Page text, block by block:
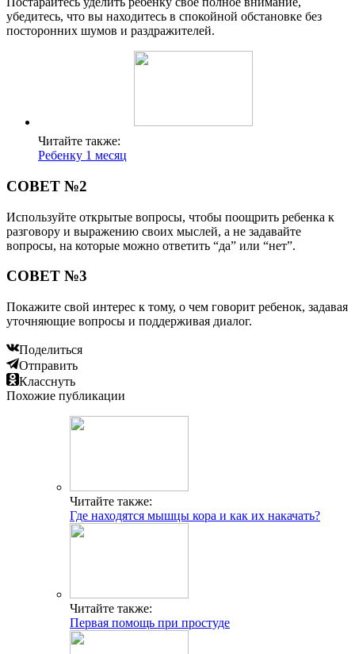
убедитесь, что вы находитесь в спокойной обстановке без
посторонних шумов и раздражителей.
Читайте также:
Ребенку 1 месяц
СОВЕТ №2
Используйте открытые вопросы, чтобы поощрить ребенка к
разговору и выражению своих мыслей, а не задавайте
вопросы, на которые можно ответить “да” или “нет”.
СОВЕТ №3
Покажите свой интерес к тому, о чем говорит ребенок, задавая
уточняющие вопросы и поддерживая диалог.
Поделиться
Отправить
Класснуть
Похожие публикации
Читайте также:
Где находятся мышцы кора и как их накачать?
Читайте также:
Первая помощь при простуде